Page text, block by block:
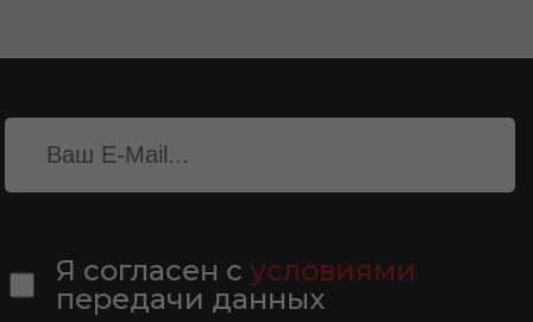
Я согласен сусловиями
передачи данных